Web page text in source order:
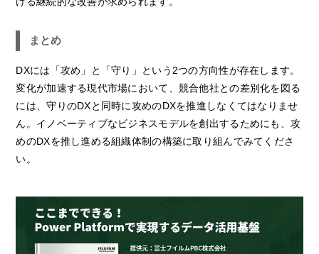
まとめ
DXには「攻め」と「守り」という2つの方向性が存在します。
変化が加速する現代市場において、競合他社との差別化を図る
には、守りのDXと同時に攻めのDXを推進しなくてはなりませ
ん。イノベーティブなビジネスモデルを創出するためにも、攻
めのDXを推し進める組織体制の構築に取り組んでみてくださ
い。